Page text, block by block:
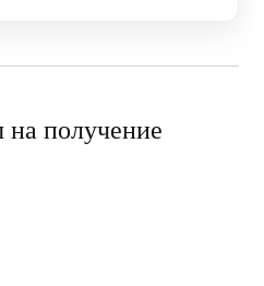
на получение